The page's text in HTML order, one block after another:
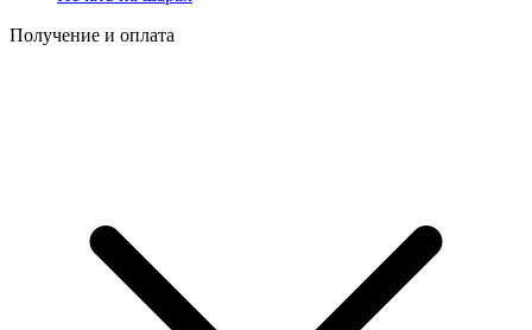
Получение и оплата